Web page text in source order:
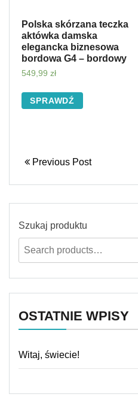
Polska skórzana teczka
aktówka damska
elegancka biznesowa
bordowa G4 – bordowy
549,99 zł
SPRAWDŹ
Previous Post
Szukaj produktu
OSTATNIE WPISY
Witaj, świecie!